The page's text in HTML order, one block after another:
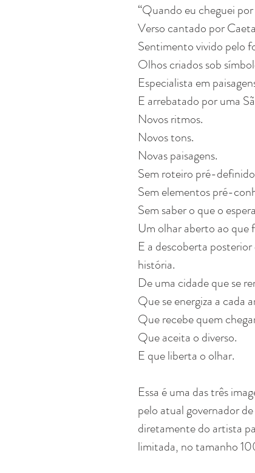
“Quando eu cheguei
Verso cantado por
Sentimento vivido pelo
Olhos criados sob
Especialista em
E arrebatado por uma
Novos ritmos.
Novos tons.
Novas paisagens.
Sem roteiro pré-
Sem elementos pré-
Sem saber o que o
Um olhar aberto ao que
E a descoberta
história.
De uma cidade que se
Que se energiza a cada
Que recebe quem
Que aceita o diverso.
E que liberta o olhar.
Essa é uma das três
pelo atual governador
diretamente do artista
limitada, no tamanho